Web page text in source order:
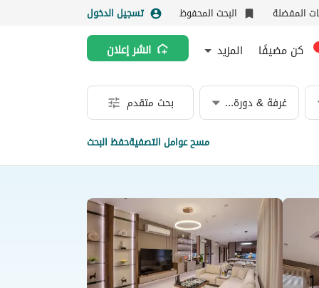
المفضلة البحث المحفوظ تسجيل الدخول
كن مضيفًا المزيد انشر إعلان
غرفة & دورة مياه بحث متقدم
مسح عوامل التصفيةحفظ البحث